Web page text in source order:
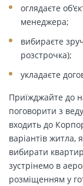
оглядаєте
менеджера;
вибираєте
розстрочка);
укладаєте
Приїжджайте до
поговорити з
входить до
варіантів житла,
вибирати
зустрінемо в
розміщенням у